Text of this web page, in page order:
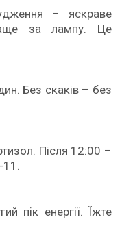
– яскраве
за лампу. Це
Без скаків – без
Після 12:00 –
11.
пік енергії. Їжте